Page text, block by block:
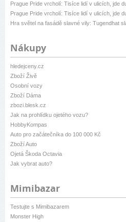
Prague Pride vrcholí: Tisíce lidí v ulicích, jde
Prague Pride vrcholí: Tisíce lidí v ulicích, jde
Hra světel na fasádě slavné vily: Tugendhat
Nákupy
hledejceny.cz
Zboží Živě
Osobní vozy
Zboží Dáma
zbozi.blesk.cz
Jak na prohlídku ojetého vozu?
HobbyKompas
Auto pro začátečníka do 100 000 Kč
Zboží Auto
Ojetá Škoda Octavia
Jak vybrat auto?
Mimibazar
Testujte s Mimibazarem
Monster High